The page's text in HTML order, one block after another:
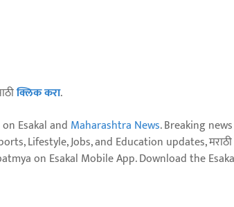
क्लिक करा.
Esakal and Maharashtra News. Breaking
Lifestyle, Jobs, and Education updates, मराठी
batmya on Esakal Mobile App. Download the